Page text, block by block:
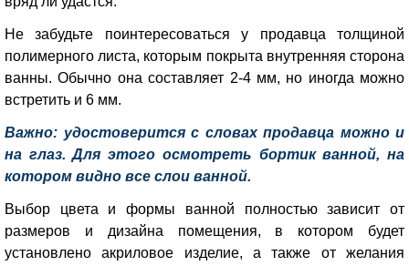
Не забудьте поинтересоваться у продавца толщиной
полимерного листа, которым покрыта внутренняя сторона
ванны. Обычно она составляет 2-4 мм, но иногда можно
встретить и 6 мм.
Важно: удостоверится с словах продавца можно и
на глаз. Для этого осмотреть бортик ванной, на
котором видно все слои ванной.
Выбор цвета и формы ванной полностью зависит от
размеров и дизайна помещения, в котором будет
установлено акриловое изделие, а также от желания